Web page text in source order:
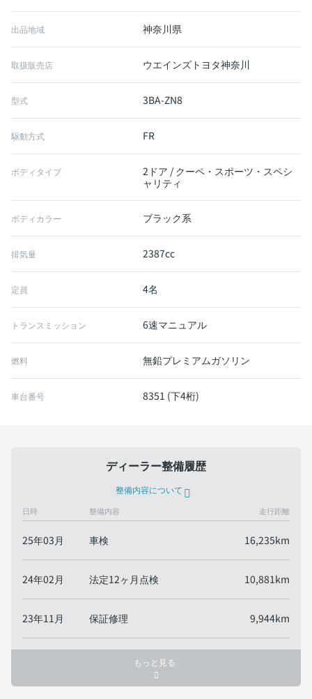
出品地域 神奈川県
取扱販売店 ウエインズトヨタ神奈川
型式 3BA-ZN8
駆動方式 FR
ボディタイプ
2ドア / クーペ・スポーツ・スペシ
ャリティ
ボディカラー ブラック系
排気量 2387cc
定員 4名
トランスミッション 6速マニュアル
燃料 無鉛プレミアムガソリン
車台番号 8351 (下4桁)
ディーラー整備履歴
整備内容について
日時 整備内容 走行距離
25年03月 車検 16,235km
24年02月 法定12ヶ月点検 10,881km
23年11月 保証修理 9,944km
もっと見る